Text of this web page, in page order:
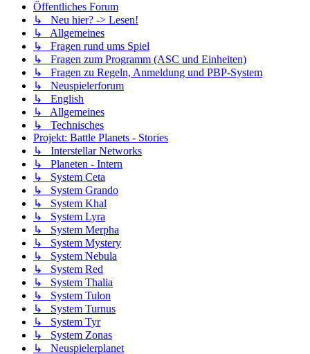
Öffentliches Forum
↳ Neu hier? -> Lesen!
↳ Allgemeines
↳ Fragen rund ums Spiel
↳ Fragen zum Programm (ASC und Einheiten)
↳ Fragen zu Regeln, Anmeldung und PBP-System
↳ Neuspielerforum
↳ English
↳ Allgemeines
↳ Technisches
Projekt: Battle Planets - Stories
↳ Interstellar Networks
↳ Planeten - Intern
↳ System Ceta
↳ System Grando
↳ System Khal
↳ System Lyra
↳ System Merpha
↳ System Mystery
↳ System Nebula
↳ System Red
↳ System Thalia
↳ System Tulon
↳ System Turnus
↳ System Tyr
↳ System Zonas
↳ Neuspielerplanet